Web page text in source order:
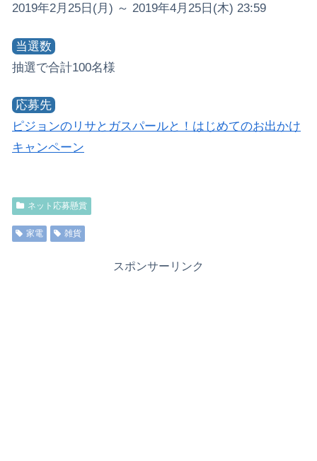
2019年2月25日(月) ～ 2019年4月25日(木) 23:59
当選数
抽選で合計100名様
応募先
ピジョンのリサとガスパールと！はじめてのお出かけ
キャンペーン
ネット応募懸賞
家電 雑貨
スポンサーリンク